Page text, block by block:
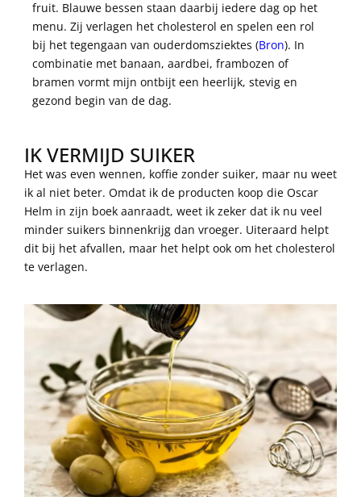
fruit. Blauwe bessen staan daarbij iedere dag op het
menu. Zij verlagen het cholesterol en spelen een rol
bij het tegengaan van ouderdomsziektes (Bron). In
combinatie met banaan, aardbei, frambozen of
bramen vormt mijn ontbijt een heerlijk, stevig en
gezond begin van de dag.
IK VERMIJD SUIKER
Het was even wennen, koffie zonder suiker, maar nu weet
ik al niet beter. Omdat ik de producten koop die Oscar
Helm in zijn boek aanraadt, weet ik zeker dat ik nu veel
minder suikers binnenkrijg dan vroeger. Uiteraard helpt
dit bij het afvallen, maar het helpt ook om het cholesterol
te verlagen.